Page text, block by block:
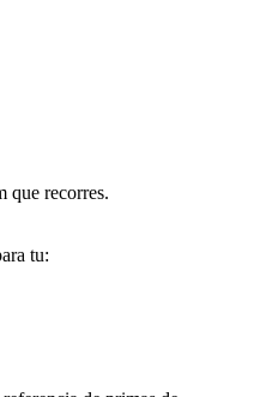
que recorres.
tu: